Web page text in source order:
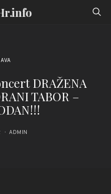
DRAŽENA
TABOR –
ADMIN